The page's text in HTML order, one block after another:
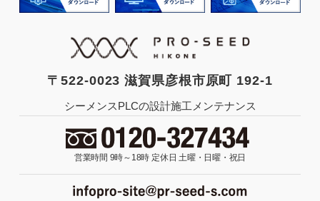
〒522-0023 滋賀県彦根市原町 192-1
シーメンスPLCの設計施工メンテナンス
営業時間 9時～18時 定休日 土曜・日曜・祝日